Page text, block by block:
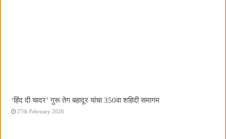
‘हिंद दी चादर’ गुरू तेग बहादूर यांचा 350वा शहिदी समागम
27th February 2026